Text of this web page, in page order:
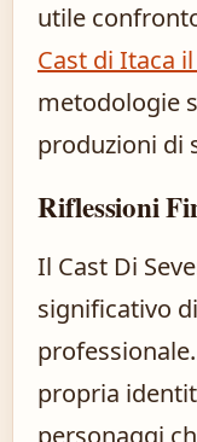
utile
Cast di Itaca
metodologie
produzioni di
Riflessioni
Il Cast Di
significativo
propria